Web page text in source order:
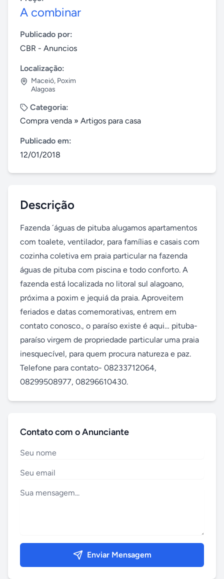
A combinar
Publicado por:
CBR - Anuncios
Localização:
Maceió, Poxim
Alagoas
Categoria:
Compra venda » Artigos para casa
Publicado em:
12/01/2018
Descrição
Fazenda ´águas de pituba alugamos apartamentos
com toalete, ventilador, para famílias e casais com
cozinha coletiva em praia particular na fazenda
águas de pituba com piscina e todo conforto. A
fazenda está localizada no litoral sul alagoano,
próxima a poxim e jequiá da praia. Aproveitem
feriados e datas comemorativas, entrem em
contato conosco.​, o paraíso existe é aqui… pituba-
paraíso virgem de propriedade particular uma praia
inesquecível, para quem procura natureza e paz.
Telefone para contato- 08233712064,
08299508977, 08296610430.
Contato com o Anunciante
Enviar Mensagem